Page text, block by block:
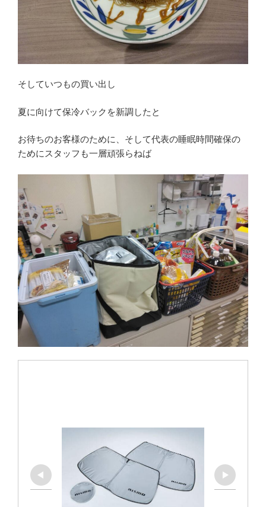
そしていつもの買い出し
夏に向けて保冷バックを新調したと
お待ちのお客様のために、そして代表の睡眠時間確保の
ためにスタッフも一層頑張らねば